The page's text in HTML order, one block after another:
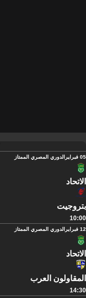
05 فبراير الدوري المصري الممتاز
الاتحاد
بتروجيت
10:00
12 فبراير الدوري المصري الممتاز
الاتحاد
المقاولون العرب
14:30